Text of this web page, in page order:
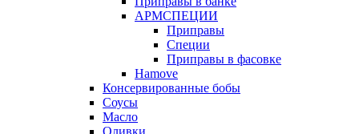
АРМСПЕЦИИ
Приправы
Специи
Приправы в фасовке
Hamove
Консервированные бобы
Соусы
Масло
Оливки